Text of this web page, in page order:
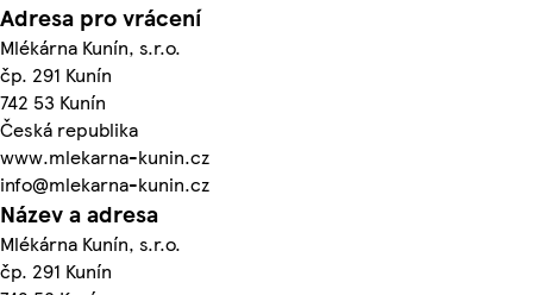
Adresa pro vrácení
Mlékárna Kunín, s.r.o.
čp. 291 Kunín
742 53 Kunín
Česká republika
www.mlekarna-kunin.cz
info@mlekarna-kunin.cz
Název a adresa
Mlékárna Kunín, s.r.o.
čp. 291 Kunín